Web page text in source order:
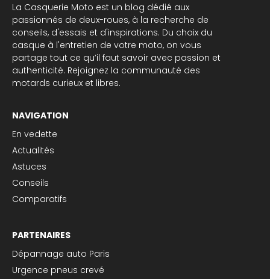
La Casquerie Moto est un blog dédié aux
passionnés de deux-roues, à la recherche de
conseils, d'essais et d'inspirations. Du choix du
casque à l'entretien de votre moto, on vous
partage tout ce qu’il faut savoir avec passion et
authenticité. Rejoignez la communauté des
motards curieux et libres.
NAVIGATION
En vedette
Actualités
Astuces
Conseils
Comparatifs
PARTENAIRES
Dépannage auto Paris
Urgence pneus crevé